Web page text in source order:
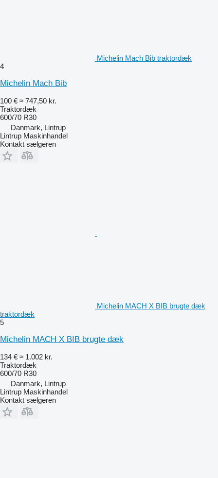
Michelin Mach Bib traktordæk
4
Michelin Mach Bib
100 € ≈ 747,50 kr.
Traktordæk
600/70 R30
Danmark, Lintrup
Lintrup Maskinhandel
Kontakt sælgeren
Michelin MACH X BIB brugte dæk
traktordæk
5
Michelin MACH X BIB brugte dæk
134 € ≈ 1.002 kr.
Traktordæk
600/70 R30
Danmark, Lintrup
Lintrup Maskinhandel
Kontakt sælgeren